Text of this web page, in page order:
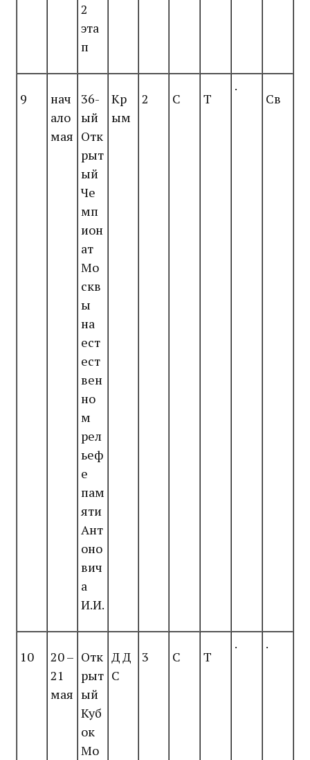
2
эта
п
9
нач
ало
мая
36-
ый
Отк
рыт
ый
Че
мп
ион
ат
Мо
скв
ы
на
ест
ест
вен
но
м
рел
ьеф
е
пам
яти
Ант
оно
вич
а
И.И.
Кр
ым
2 С Т
.
Св
10
20 –
21
мая
Отк
рыт
ый
Куб
ок
Мо
Д Д
С
3 С Т
. .